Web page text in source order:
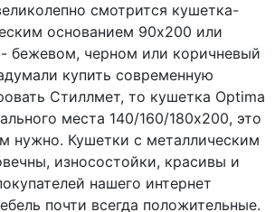
смотрится кушетка-
основанием 90х200 или
бежевом, черном или коричневый
купить современную
Стиллмет, то кушетка Optima
места 140/160/180x200, это
нужно. Кушетки с металлическим
износостойки, красивы и
нашего интернет
почти всегда положительные.